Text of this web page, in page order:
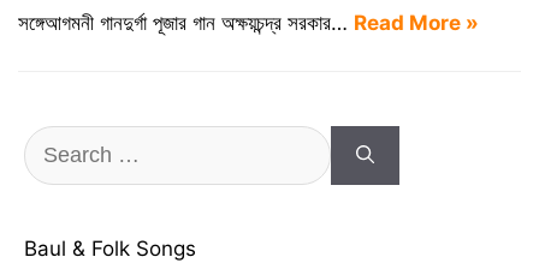
সঙ্গেআগমনী গানদুর্গা পূজার গান অক্ষয়চন্দ্র সরকার… Read More »
Search
for:
Baul & Folk Songs